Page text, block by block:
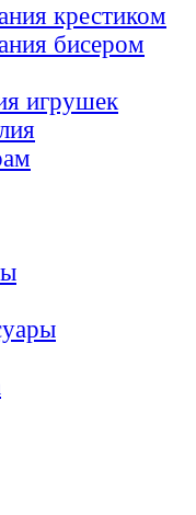
крестиком
бисером
игрушек